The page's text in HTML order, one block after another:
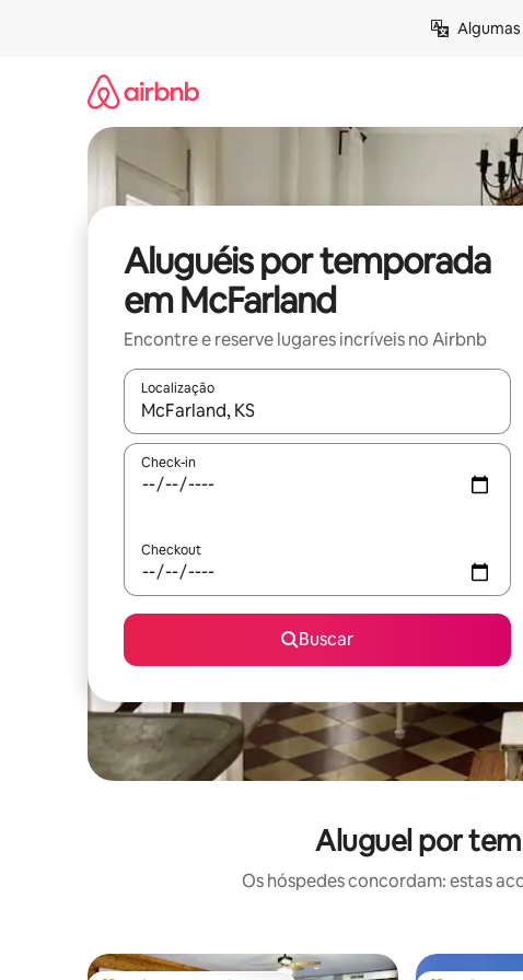
Aluguéis por temporada
em McFarland
Encontre e reserve lugares incríveis no Airbnb
Localização
Quando os resultados estiverem disponíveis,
Check-in
Checkout
Buscar
Aluguel por
Os hóspedes concordam: estas